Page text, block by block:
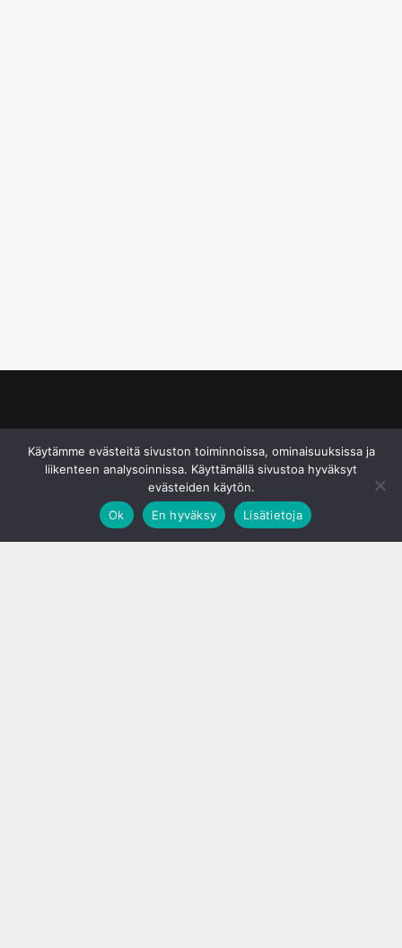
Käytämme evästeitä sivuston toiminnoissa, ominaisuuksissa ja
liikenteen analysoinnissa. Käyttämällä sivustoa hyväksyt
evästeiden käytön.
Ok
En hyväksy Lisätietoja